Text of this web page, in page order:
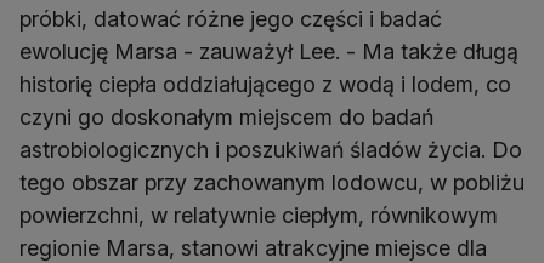
próbki, datować różne jego części i badać
ewolucję Marsa - zauważył Lee. - Ma także długą
historię ciepła oddziałującego z wodą i lodem, co
czyni go doskonałym miejscem do badań
astrobiologicznych i poszukiwań śladów życia. Do
tego obszar przy zachowanym lodowcu, w pobliżu
powierzchni, w relatywnie ciepłym, równikowym
regionie Marsa, stanowi atrakcyjne miejsce dla